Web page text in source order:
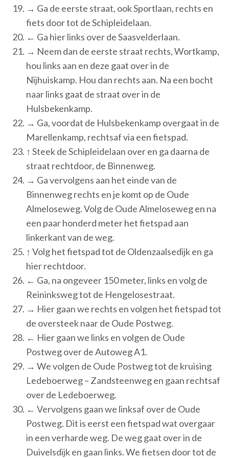
→ Ga de eerste straat, ook Sportlaan, rechts en
fiets door tot de Schipleidelaan.
← Ga hier links over de Saasvelderlaan.
→ Neem dan de eerste straat rechts, Wortkamp,
hou links aan en deze gaat over in de
Nijhuiskamp. Hou dan rechts aan. Na een bocht
naar links gaat de straat over in de
Hulsbekenkamp.
→ Ga, voordat de Hulsbekenkamp overgaat in de
Marellenkamp, rechtsaf via een fietspad.
↑ Steek de Schipleidelaan over en ga daarna de
straat rechtdoor, de Binnenweg.
→ Ga vervolgens aan het einde van de
Binnenweg rechts en je komt op de Oude
Almeloseweg. Volg de Oude Almeloseweg en na
een paar honderd meter het fietspad aan
linkerkant van de weg.
↑ Volg het fietspad tot de Oldenzaalsedijk en ga
hier rechtdoor.
← Ga, na ongeveer 150 meter, links en volg de
Reininksweg tot de Hengelosestraat.
→ Hier gaan we rechts en volgen het fietspad tot
de oversteek naar de Oude Postweg.
← Hier gaan we links en volgen de Oude
Postweg over de Autoweg A1.
→ We volgen de Oude Postweg tot de kruising
Ledeboerweg – Zandsteenweg en gaan rechtsaf
over de Ledeboerweg.
← Vervolgens gaan we linksaf over de Oude
Postweg. Dit is eerst een fietspad wat overgaar
in een verharde weg. De weg gaat over in de
Duivelsdijk en gaan links. We fietsen door tot de